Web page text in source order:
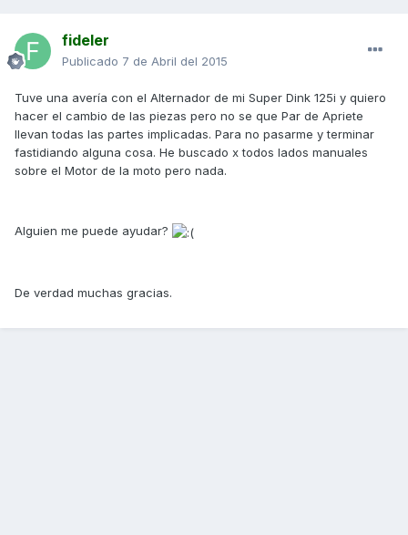
fideler
Publicado 7 de Abril del 2015
Tuve una avería con el Alternador de mi Super Dink 125i y quiero
hacer el cambio de las piezas pero no se que Par de Apriete
llevan todas las partes implicadas. Para no pasarme y terminar
fastidiando alguna cosa. He buscado x todos lados manuales
sobre el Motor de la moto pero nada.
Alguien me puede ayudar?
De verdad muchas gracias.